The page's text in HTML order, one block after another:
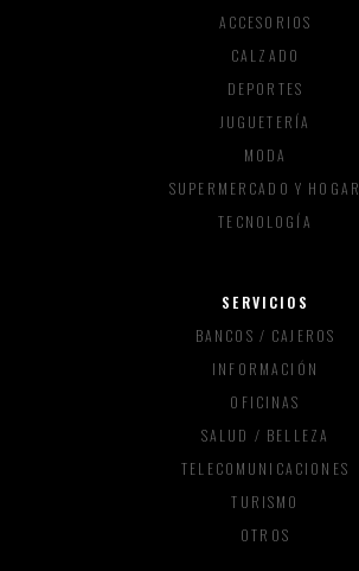
ACCESORIOS
CALZADO
DEPORTES
JUGUETERÍA
MODA
SUPERMERCADO Y HOGAR
TECNOLOGÍA
SERVICIOS
BANCOS / CAJEROS
INFORMACIÓN
OFICINAS
SALUD / BELLEZA
TELECOMUNICACIONES
TURISMO
OTROS